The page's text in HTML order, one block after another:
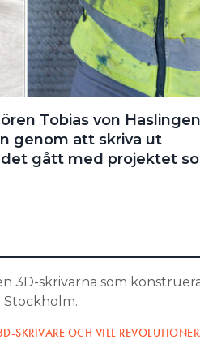
Tobias von Haslingen
genom att skriva ut
det gått med projektet
3D-skrivarna som
Stockholm.
SKRIVARE OCH VILL